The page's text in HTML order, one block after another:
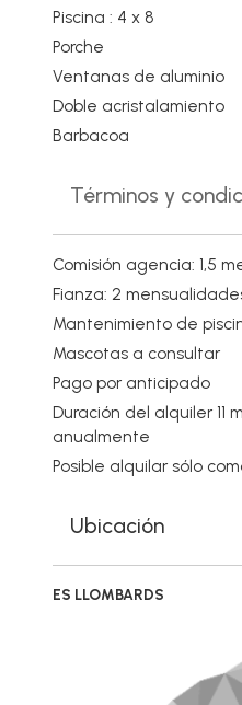
Piscina : 4 x 8
Porche
Ventanas de aluminio
Doble acristalamiento
Barbacoa
Términos y
Comisión agencia: 1,5
Fianza: 2
Mantenimiento de
Mascotas a consultar
Pago por anticipado
Duración del alquiler 11
anualmente
Posible alquilar sólo
Ubicación
ES LLOMBARDS